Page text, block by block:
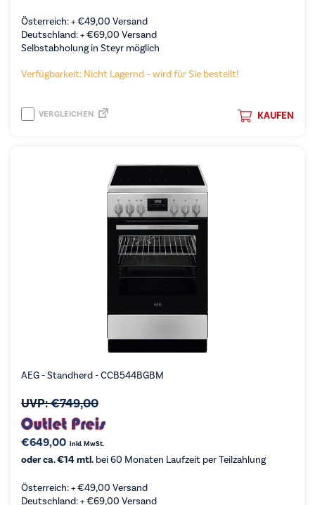
Österreich: +€49,00 Versand
Deutschland: +€69,00 Versand
Selbstabholung in Steyr möglich
Verfügbarkeit: Nicht Lagernd – wird für Sie bestellt!
KAUFEN
VERGLEICHEN
AEG - Standherd - CCB544BGBM
UVP:€749,00
€649,00 inkl. MwSt.
oder ca. €14 mtl. bei 60 Monaten Laufzeit per Teilzahlung
Österreich: +€49,00 Versand
Deutschland: +€69,00 Versand